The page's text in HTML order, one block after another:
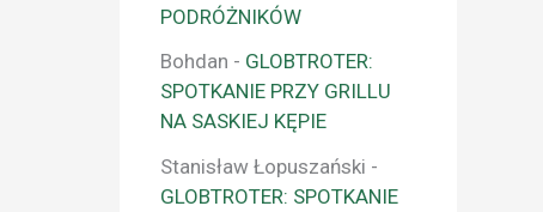
PODRÓŻNIKÓW
Bohdan - GLOBTROTER:
SPOTKANIE PRZY GRILLU
NA SASKIEJ KĘPIE
Stanisław Łopuszański -
GLOBTROTER: SPOTKANIE